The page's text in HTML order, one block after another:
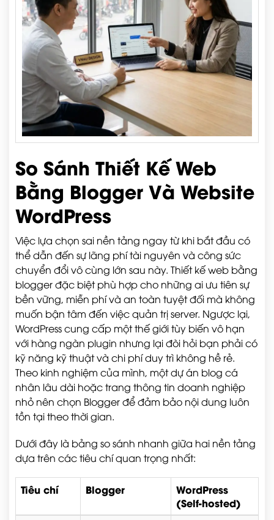
So Sánh Thiết Kế Web
Bằng Blogger Và Website
WordPress
Việc lựa chọn sai nền tảng ngay từ khi bắt đầu có
thể dẫn đến sự lãng phí tài nguyên và công sức
chuyển đổi vô cùng lớn sau này. Thiết kế web bằng
blogger đặc biệt phù hợp cho những ai ưu tiên sự
bền vững, miễn phí và an toàn tuyệt đối mà không
muốn bận tâm đến việc quản trị server. Ngược lại,
WordPress cung cấp một thế giới tùy biến vô hạn
với hàng ngàn plugin nhưng lại đòi hỏi bạn phải có
kỹ năng kỹ thuật và chi phí duy trì không hề rẻ.
Theo kinh nghiệm của mình, một dự án blog cá
nhân lâu dài hoặc trang thông tin doanh nghiệp
nhỏ nên chọn Blogger để đảm bảo nội dung luôn
tồn tại theo thời gian.
Dưới đây là bảng so sánh nhanh giữa hai nền tảng
dựa trên các tiêu chí quan trọng nhất:
Tiêu chí Blogger
WordPress
(Self-hosted)